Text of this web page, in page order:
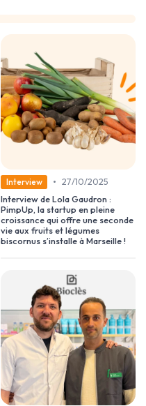
Interview • 27/10/2025
Interview de Lola Gaudron :
PimpUp, la startup en pleine
croissance qui offre une seconde
vie aux fruits et légumes
biscornus s’installe à Marseille !